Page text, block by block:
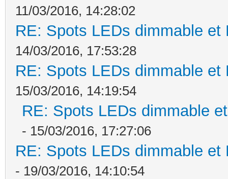
11/03/2016, 14:28:02
RE: Spots LEDs dimmable
14/03/2016, 17:53:28
RE: Spots LEDs dimmable
15/03/2016, 14:19:54
RE: Spots LEDs dimmable
- 15/03/2016, 17:27:06
RE: Spots LEDs dimmable
- 19/03/2016, 14:10:54